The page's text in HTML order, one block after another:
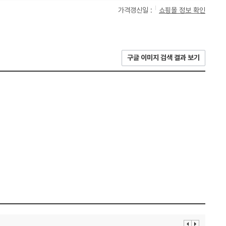
가격갱신일 : 쇼핑몰 정보 확인
구글 이미지 검색 결과 보기